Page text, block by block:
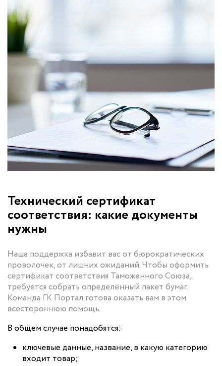
Технический сертификат
соответствия: какие документы
нужны
Наша поддержка избавит вас от бюрократических
проволочек, от лишних ожиданий. Чтобы оформить
сертификат соответствия Таможенного Союза,
требуется собрать определённый пакет бумаг.
Команда ГК Портал готова оказать вам в этом
всестороннюю помощь.
В общем случае понадобятся:
ключевые данные, название, в какую категорию
входит товар;